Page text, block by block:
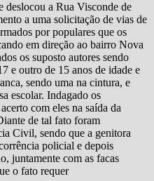
a Rua Visconde de
a uma solicitação de vias de
por populares que os
em direção ao bairro Nova
os suposto autores sendo
e outro de 15 anos de idade e
sendo uma na cintura, e
escolar. Indagado os
com eles na saída da
de tal fato foram
Civil, sendo que a genitora
policial e depois
juntamente com as facas
o fato requer